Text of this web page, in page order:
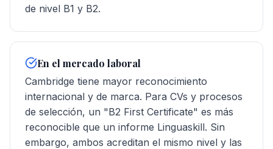
de nivel B1 y B2.
En el mercado laboral
Cambridge tiene mayor reconocimiento
internacional y de marca. Para CVs y procesos
de selección, un "B2 First Certificate" es más
reconocible que un informe Linguaskill. Sin
embargo, ambos acreditan el mismo nivel y las